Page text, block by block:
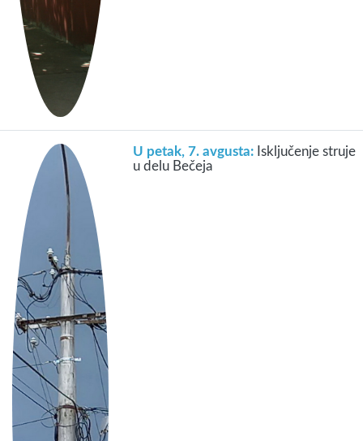
U petak, 7. avgusta: Isključenje struje
u delu Bečeja